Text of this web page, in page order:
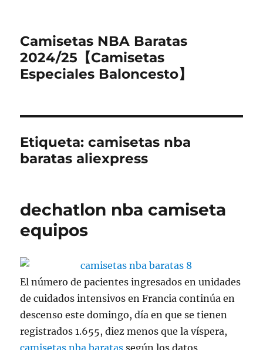
Camisetas NBA Baratas
2024/25【Camisetas
Especiales Baloncesto】
Etiqueta:camisetas nba
baratas aliexpress
dechatlon nba camiseta
equipos
El número de pacientes ingresados en unidades
de cuidados intensivos en Francia continúa en
descenso este domingo, día en que se tienen
registrados 1.655, diez menos que la víspera,
camisetas nba baratas según los datos